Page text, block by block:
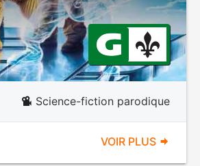
Science-fiction parodique
VOIR PLUS